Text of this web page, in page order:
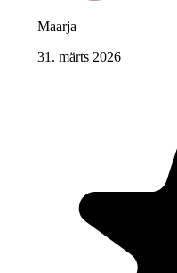
Maarja
31. märts 2026